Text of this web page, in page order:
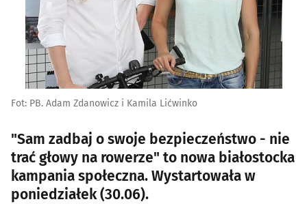
Fot: PB. Adam Zdanowicz i Kamila Lićwinko
"Sam zadbaj o swoje bezpieczeństwo - nie
trać głowy na rowerze" to nowa białostocka
kampania społeczna. Wystartowała w
poniedziałek (30.06).